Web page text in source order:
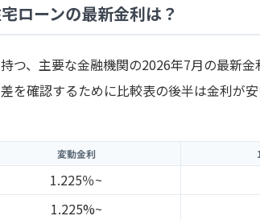
ローンの最新金利は？
つ、主要な金融機関の2026年7月の最新金
を確認するために比較表の後半は金利が
変動金利
1.225％~
1.225%~